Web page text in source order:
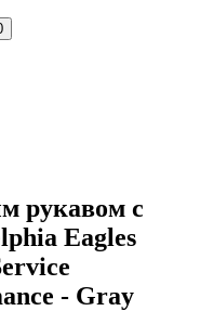
рукавом с
Eagles
- Gray